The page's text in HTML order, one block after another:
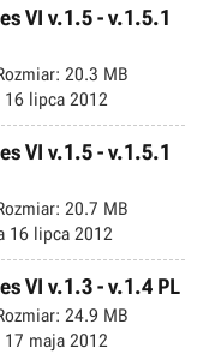
VI v.1.5 - v.1.5.1
20.3 MB
16 lipca 2012
VI v.1.5 - v.1.5.1
20.7 MB
16 lipca 2012
VI v.1.3 - v.1.4 PL
24.9 MB
17 maja 2012